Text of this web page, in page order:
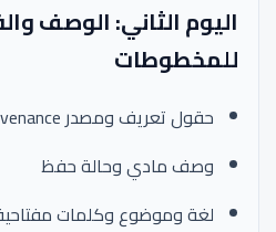
اليوم الثاني: الوصف
للمخطوطات
حقول تعريف ومصدر Provenance
وصف مادي وحالة حفظ
لغة وموضوع وكلمات